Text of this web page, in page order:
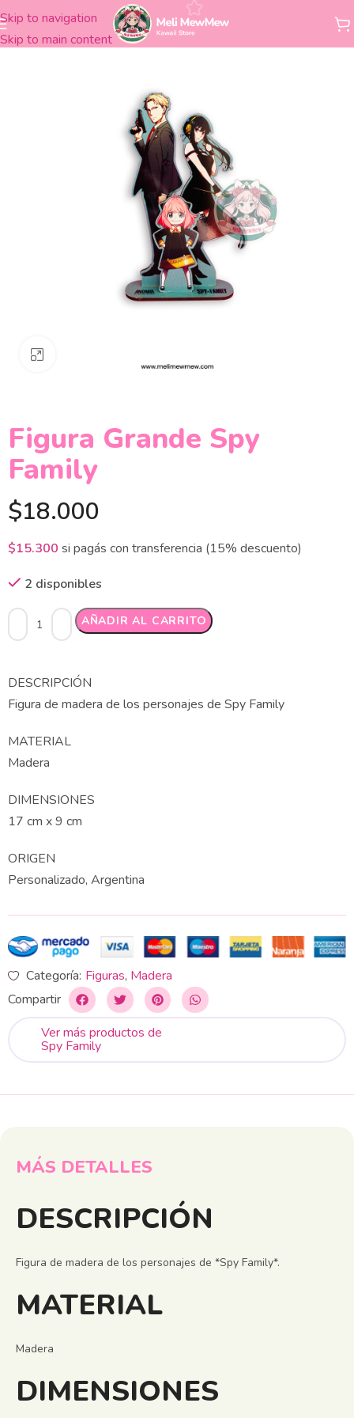
Skip to navigation
Skip to main content
Inicio Figuras Madera
Figura Grande Spy
Family
$18.000
$15.300 si pagás con transferencia (15% descuento)
2 disponibles
AÑADIR AL CARRITO
Alternative:
DESCRIPCIÓN
Figura de madera de los personajes de Spy Family
MATERIAL
Madera
DIMENSIONES
17 cm x 9 cm
ORIGEN
Personalizado, Argentina
Categoría: Figuras, Madera
Compartir
Ver más productos de
Spy Family
MÁS DETALLES
DESCRIPCIÓN
Figura de madera de los personajes de *Spy Family*.
MATERIAL
Madera
DIMENSIONES